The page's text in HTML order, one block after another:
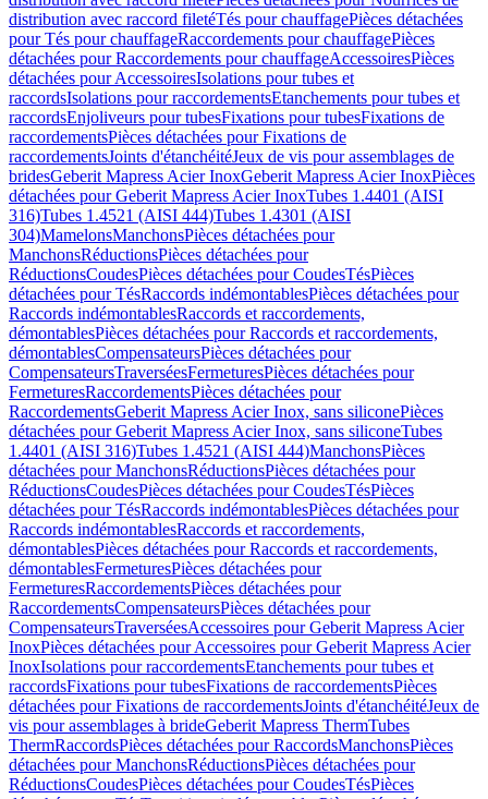
distribution avec raccord filetéTés pour chauffagePièces détachées
pour Tés pour chauffageRaccordements pour chauffagePièces
détachées pour Raccordements pour chauffageAccessoiresPièces
détachées pour AccessoiresIsolations pour tubes et
raccordsIsolations pour raccordementsEtanchements pour tubes et
raccordsEnjoliveurs pour tubesFixations pour tubesFixations de
raccordementsPièces détachées pour Fixations de
raccordementsJoints d'étanchéitéJeux de vis pour assemblages de
bridesGeberit Mapress Acier InoxGeberit Mapress Acier InoxPièces
détachées pour Geberit Mapress Acier InoxTubes 1.4401 (AISI
316)Tubes 1.4521 (AISI 444)Tubes 1.4301 (AISI
304)MamelonsManchonsPièces détachées pour
ManchonsRéductionsPièces détachées pour
RéductionsCoudesPièces détachées pour CoudesTésPièces
détachées pour TésRaccords indémontablesPièces détachées pour
Raccords indémontablesRaccords et raccordements,
démontablesPièces détachées pour Raccords et raccordements,
démontablesCompensateursPièces détachées pour
CompensateursTraverséesFermeturesPièces détachées pour
FermeturesRaccordementsPièces détachées pour
RaccordementsGeberit Mapress Acier Inox, sans siliconePièces
détachées pour Geberit Mapress Acier Inox, sans siliconeTubes
1.4401 (AISI 316)Tubes 1.4521 (AISI 444)ManchonsPièces
détachées pour ManchonsRéductionsPièces détachées pour
RéductionsCoudesPièces détachées pour CoudesTésPièces
détachées pour TésRaccords indémontablesPièces détachées pour
Raccords indémontablesRaccords et raccordements,
démontablesPièces détachées pour Raccords et raccordements,
démontablesFermeturesPièces détachées pour
FermeturesRaccordementsPièces détachées pour
RaccordementsCompensateursPièces détachées pour
CompensateursTraverséesAccessoires pour Geberit Mapress Acier
InoxPièces détachées pour Accessoires pour Geberit Mapress Acier
InoxIsolations pour raccordementsEtanchements pour tubes et
raccordsFixations pour tubesFixations de raccordementsPièces
détachées pour Fixations de raccordementsJoints d'étanchéitéJeux de
vis pour assemblages à brideGeberit Mapress ThermTubes
ThermRaccordsPièces détachées pour RaccordsManchonsPièces
détachées pour ManchonsRéductionsPièces détachées pour
RéductionsCoudesPièces détachées pour CoudesTésPièces